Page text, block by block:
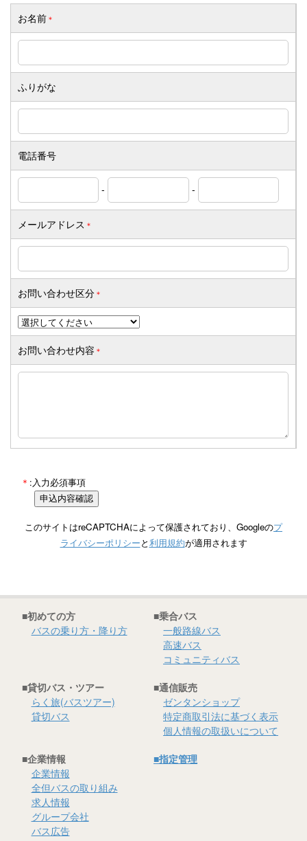
SDGsへの取り組み
グループ会社
お名前＊
ふりがな
電話番号
- -
メールアドレス ＊
お問い合わせ区分＊
お問い合わせ内容 ＊
＊ :入力必須事項
このサイトはreCAPTCHAによって保護されており、Googleのプ
ライバシーポリシーと利用規約が適用されます
■初めての方
バスの乗り方・降り方
■乗合バス
一般路線バス
高速バス
コミュニティバス
■貸切バス・ツアー
らく旅(バスツアー)
貸切バス
■通信販売
ゼンタンショップ
特定商取引法に基づく表示
個人情報の取扱いについて
■企業情報
企業情報
全但バスの取り組み
求人情報
グループ会社
バス広告
■指定管理